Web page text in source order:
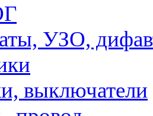
УЗО,
выключатели